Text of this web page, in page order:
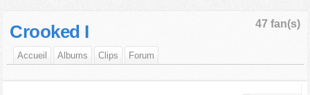
47 fan(s)
Crooked I
Accueil Albums Clips Forum